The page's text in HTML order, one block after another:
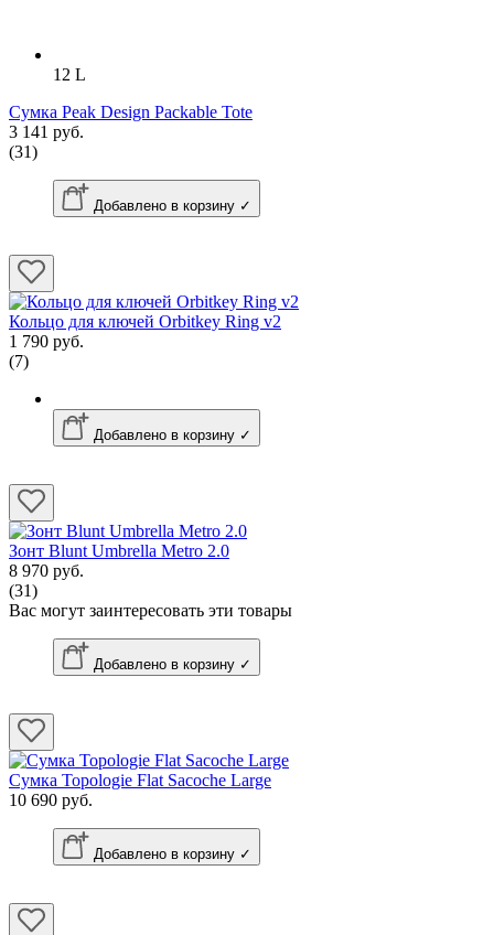
12 L
Сумка Peak Design Packable Tote
3 141 руб.
(31)
Добавлено в корзину ✓
Кольцо для ключей Orbitkey Ring v2
1 790 руб.
(7)
Добавлено в корзину ✓
Зонт Blunt Umbrella Metro 2.0
8 970 руб.
(31)
Вас могут заинтересовать эти товары
Добавлено в корзину ✓
Сумка Topologie Flat Sacoche Large
10 690 руб.
Добавлено в корзину ✓